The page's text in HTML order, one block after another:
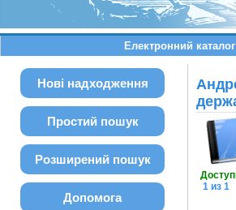
Електронний
Нові надходження
Простий пошук
Розширений пошук
Допомога
1 из 1